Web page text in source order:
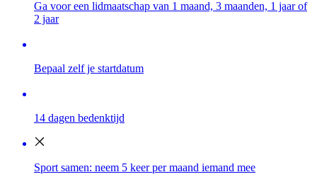
Ga voor een lidmaatschap van 1 maand, 3 maanden, 1 jaar of
2 jaar
Bepaal zelf je startdatum
14 dagen bedenktijd
Sport samen: neem 5 keer per maand iemand mee